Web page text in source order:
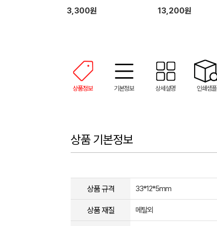
3,300원
보냉 / 316 최고급텀블러
13,200원
상품정보 기본정보 상세설명 인쇄샘플
상품 기본정보
상품 규격 33*12*5mm
상품 재질 메탈외